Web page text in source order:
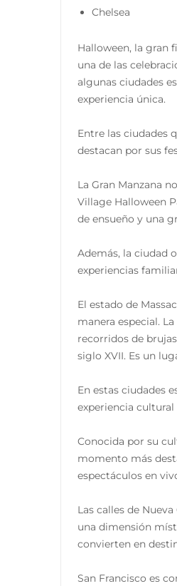
Chelsea
Halloween, la gran
una de las
algunas ciudades
experiencia única.
Entre las ciudades
destacan por sus
La Gran Manzana
Village Halloween
de ensueño y una
Además, la ciudad
experiencias
El estado de
manera especial.
recorridos de
siglo XVII. Es un
En estas ciudades
experiencia cultural
Conocida por su
momento más
espectáculos en
Las calles de
una dimensión
convierten en
San Francisco es